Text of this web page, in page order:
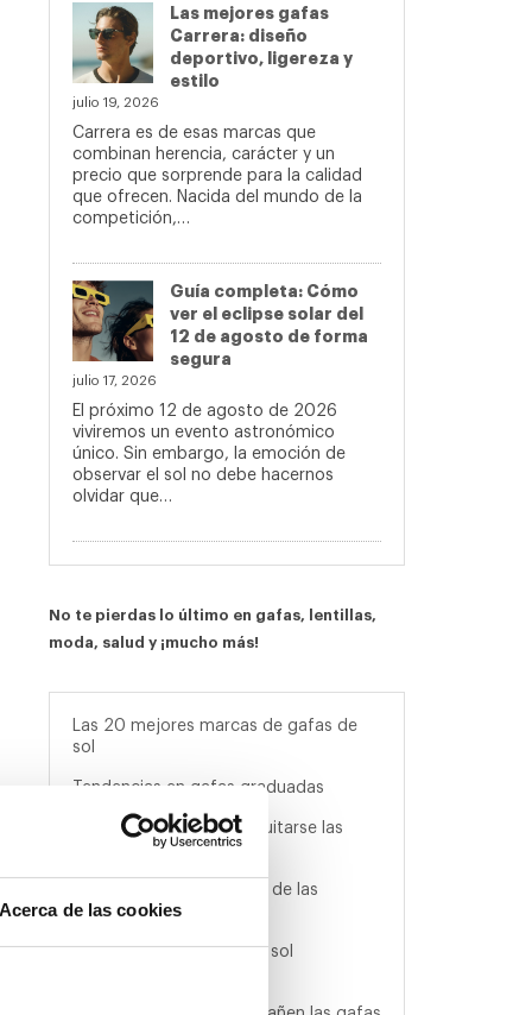
Acerca de las cookies
Las mejores gafas
Carrera: diseño
deportivo, ligereza y
estilo
julio 19, 2026
Carrera es de esas marcas que
combinan herencia, carácter y un
precio que sorprende para la calidad
que ofrecen. Nacida del mundo de la
competición,…
Guía completa: Cómo
ver el eclipse solar del
12 de agosto de forma
segura
julio 17, 2026
El próximo 12 de agosto de 2026
viviremos un evento astronómico
único. Sin embargo, la emoción de
observar el sol no debe hacernos
olvidar que…
No te pierdas lo último en gafas, lentillas,
moda, salud y ¡mucho más!
Las 20 mejores marcas de gafas de
sol
Tendencias en gafas graduadas
Trucos para ponerse y quitarse las
¿Cómo proteger tu vista de las
pantallas?
Ventajas de las gafas de sol